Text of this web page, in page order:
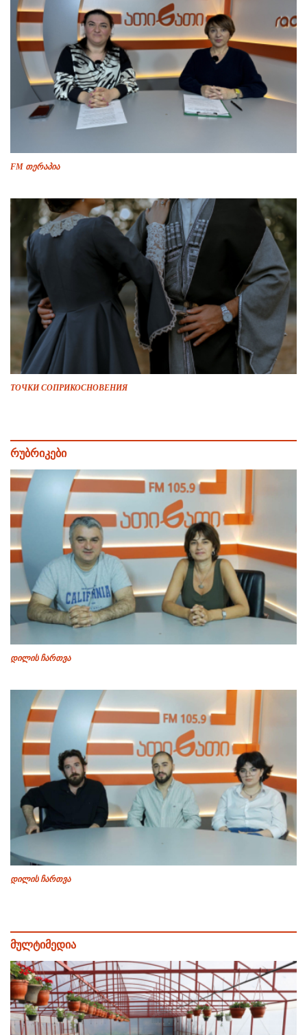
FM თერაპია
ТОЧКИ СОПРИКОСНОВЕНИЯ
რუბრიკები
დილის ჩართვა
დილის ჩართვა
მულტიმედია